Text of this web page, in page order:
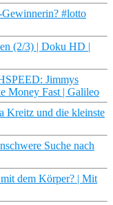
Gewinnerin? #lotto
(2/3) | Doku HD |
Jimmys
Money Fast | Galileo
Kreitz und die kleinste
Suche nach
dem Körper? | Mit